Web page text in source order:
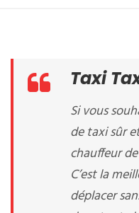
Taxi
Si vous
de taxi sûr
chauffeur
C’est la
déplacer